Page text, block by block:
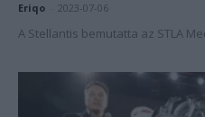
Eriqo 2023-07-06
A Stellantis bemutatta az STLA